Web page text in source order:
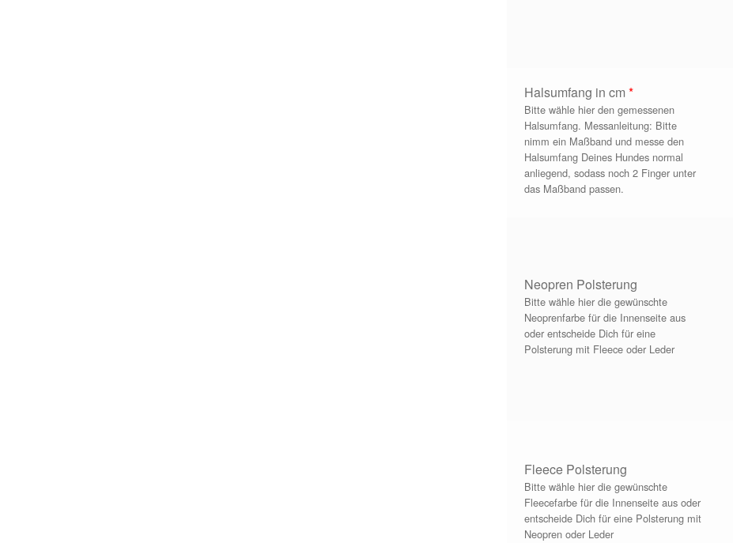
Halsumfang in cm*
Bitte wähle hier den gemessenen
Halsumfang. Messanleitung: Bitte
nimm ein Maßband und messe den
Halsumfang Deines Hundes normal
anliegend, sodass noch 2 Finger unter
das Maßband passen.
Neopren Polsterung
Bitte wähle hier die gewünschte
Neoprenfarbe für die Innenseite aus
oder entscheide Dich für eine
Polsterung mit Fleece oder Leder
Fleece Polsterung
Bitte wähle hier die gewünschte
Fleecefarbe für die Innenseite aus oder
entscheide Dich für eine Polsterung mit
Neopren oder Leder